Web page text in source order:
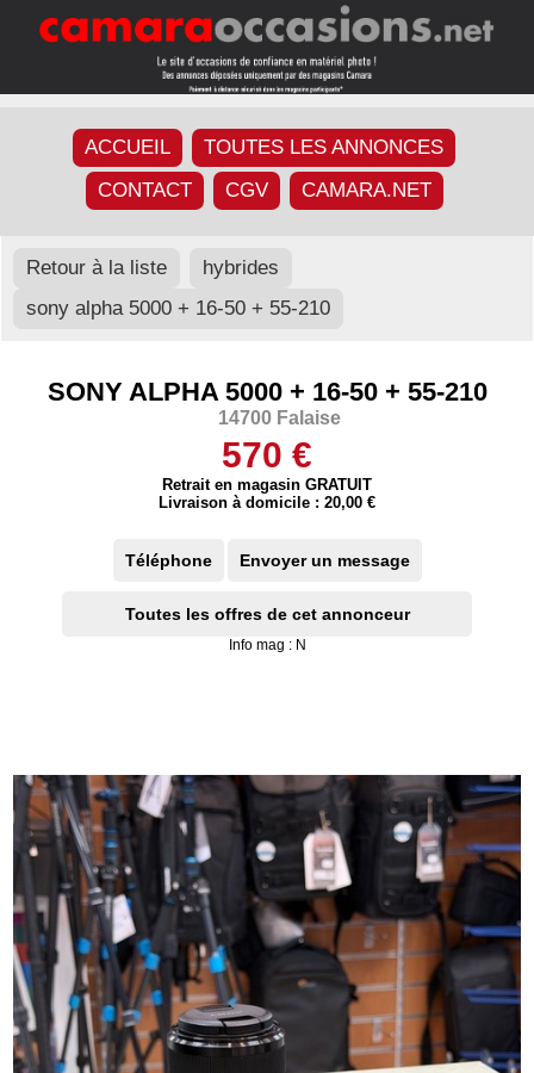
ACCUEIL
TOUTES LES ANNONCES
CONTACT
CGV CAMARA.NET
Retour à la liste
hybrides
sony alpha 5000 + 16-50 + 55-210
SONY ALPHA 5000 + 16-50 + 55-210
14700 Falaise
570 €
Retrait en magasin GRATUIT
Livraison à domicile : 20,00 €
Téléphone Envoyer un message
Toutes les offres de cet annonceur
Info mag : N